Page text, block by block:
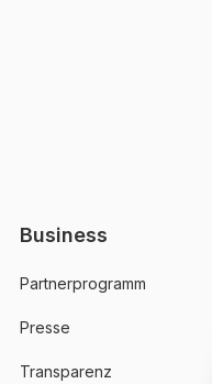
Business
Partnerprogramm
Presse
Transparenz